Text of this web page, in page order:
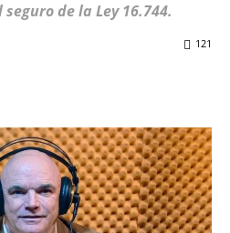
de la Ley 16.744.
121